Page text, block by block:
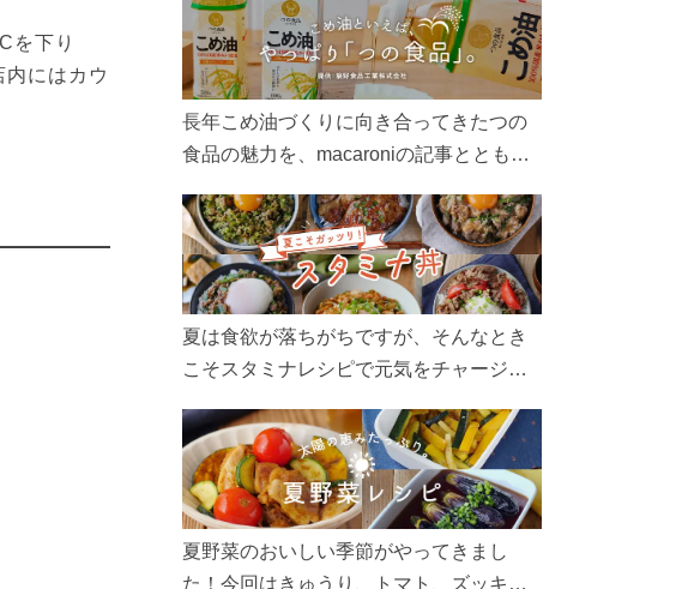
を下り
にはカウ
長年こめ油づくりに向き合ってきたつの
食品の魅力を、macaroniの記事とともに
ん、製造現場や品質へのこだわりまで。
こめ油をもっと好きになるコンテンツを
ぜひお楽しみください。
夏は食欲が落ちがちですが、そんなとき
こそスタミナレシピで元気をチャージ！
リ食べて、夏バテを吹き飛ばしましょ
う！
夏野菜のおいしい季節がやってきまし
た！今回はきゅうり、トマト、ズッキー